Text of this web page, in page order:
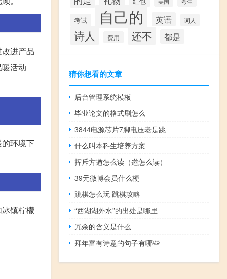
进产品
活动
环境下
镇柠檬
考试 自己的 英语 词人
诗人 费用 还不 都是
猜你想看的文章
后台管理系统模板
毕业论文的格式刷怎么
3844电源芯片7脚电压老是跳
什么叫本科生培养方案
挥斥方遒怎么读（遒怎么读）
39元微博会员什么梗
跳棋怎么玩 跳棋攻略
“西湖湖外水”的出处是哪里
冗余的含义是什么
拜年富有诗意的句子有哪些